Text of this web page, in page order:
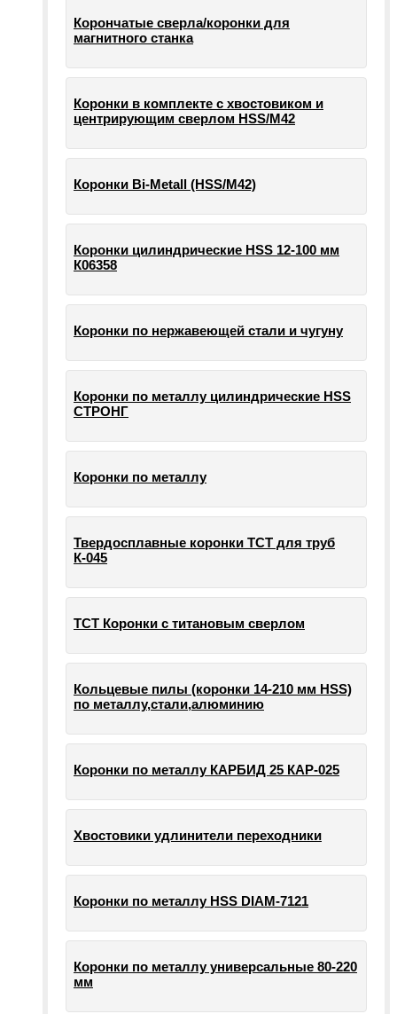
Корончатые сверла/коронки для
магнитного станка
Коронки в комплекте с хвостовиком и
центрирующим сверлом HSS/М42
Коронки Bi-Metall (HSS/М42)
Коронки цилиндрические HSS 12-100 мм
К06358
Коронки по нержавеющей стали и чугуну
Коронки по металлу цилиндрические HSS
СТРОНГ
Коронки по металлу
Твердосплавные коронки ТСТ для труб
К-045
ТСТ Коронки с титановым сверлом
Кольцевые пилы (коронки 14-210 мм HSS)
по металлу,стали,алюминию
Коронки по металлу КАРБИД 25 КАР-025
Хвостовики удлинители переходники
Коронки по металлу HSS DIAM-7121
Коронки по металлу универсальные 80-220
мм